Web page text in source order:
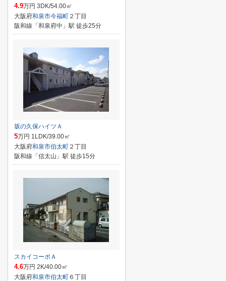
4.9万円 3DK/54.00㎡
大阪府和泉市今福町 ２丁目
阪和線「和泉府中」駅 徒歩25分
坂の久保ハイツＡ
5万円 1LDK/39.00㎡
大阪府和泉市伯太町 ２丁目
阪和線「信太山」駅 徒歩15分
スカイコーポＡ
4.6万円 2K/40.00㎡
大阪府和泉市伯太町 ６丁目